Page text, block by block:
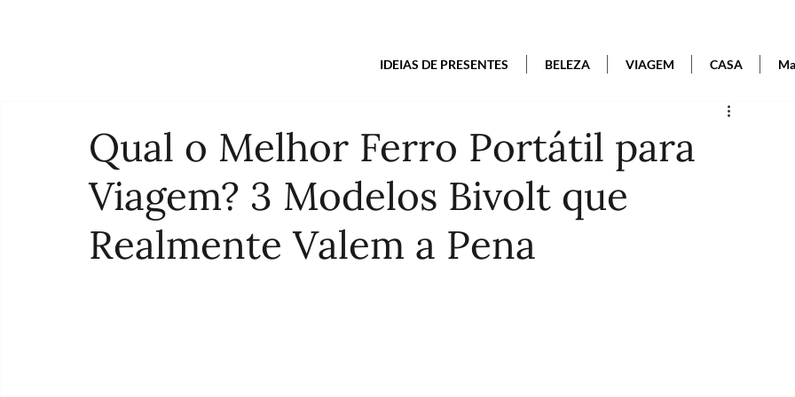
IDEIAS DE PRESENTES BELEZA VIAGEM CASA
Qual o Melhor Ferro Portátil para
Viagem? 3 Modelos Bivolt que
Realmente Valem a Pena